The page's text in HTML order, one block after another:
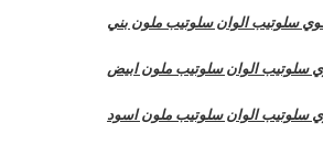
سلوتيب الوان سلوتيب ملون بني
سلوتيب الوان سلوتيب ملون ابيض
سلوتيب الوان سلوتيب ملون اسود